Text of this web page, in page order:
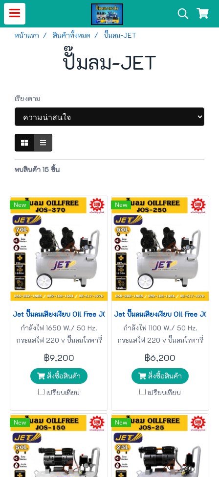
หน้าแรก สินค้าทั้งหมด ปั๊มลม-JET
ปั๊มลม-JET
เรียงตาม
พบสินค้า 15 ชิ้น
New
Jet ปั๊มลมเสียงเงียบ Oil Free JOS-370L 1650W 70L 3มอเตอร์
กำลังไฟ 1650 W./ 50 Hz.
กระแสไฟ 220 v ปั๊มลมโรตารี่
฿9,200
สั่งซื้อสินค้า
เปรียบเทียบ
New
Jet ปั๊มลมเสียงเงียบ Oil Free
กำลังไฟ 1100 W./ 50 Hz.
กระแสไฟ 220 v ปั๊มลมโรตารี่
฿6,200
สั่งซื้อสินค้า
เปรียบเทียบ
New New